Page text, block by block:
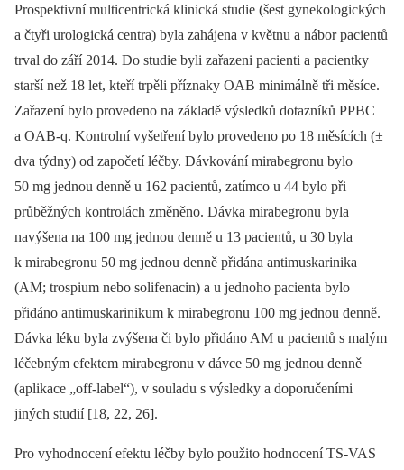
Prospektivní multicentrická klinická studie (šest gynekologických
a čtyři urologická centra) byla zahájena v květnu a nábor pacientů
trval do září 2014. Do studie byli zařazeni pacienti a pacientky
starší než 18 let, kteří trpěli příznaky OAB minimálně tři měsíce.
Zařazení bylo provedeno na základě výsledků dotazníků PPBC
a OAB-q. Kontrolní vyšetření bylo provedeno po 18 měsících (±
dva týdny) od započetí léčby. Dávkování mirabegronu bylo
50 mg jednou denně u 162 pacientů, zatímco u 44 bylo při
průběžných kontrolách změněno. Dávka mirabegronu byla
navýšena na 100 mg jednou denně u 13 pacientů, u 30 byla
k mirabegronu 50 mg jednou denně přidána antimuskarinika
(AM; trospium nebo solifenacin) a u jednoho pacienta bylo
přidáno antimuskarinikum k mirabegronu 100 mg jednou denně.
Dávka léku byla zvýšena či bylo přidáno AM u pacientů s malým
léčebným efektem mirabegronu v dávce 50 mg jednou denně
(aplikace „off-label“), v souladu s výsledky a doporučeními
jiných studií [18, 22, 26].
Pro vyhodnocení efektu léčby bylo použito hodnocení TS-VAS